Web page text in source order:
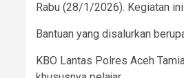
Rabu (28/1/2026). Kegiatan
Bantuan yang disalurkan
KBO Lantas Polres Aceh